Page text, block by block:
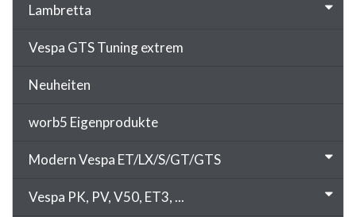
Lambretta
Vespa GTS Tuning extrem
Neuheiten
worb5 Eigenprodukte
Modern Vespa ET/LX/S/GT/GTS
Vespa PK, PV, V50, ET3, ...